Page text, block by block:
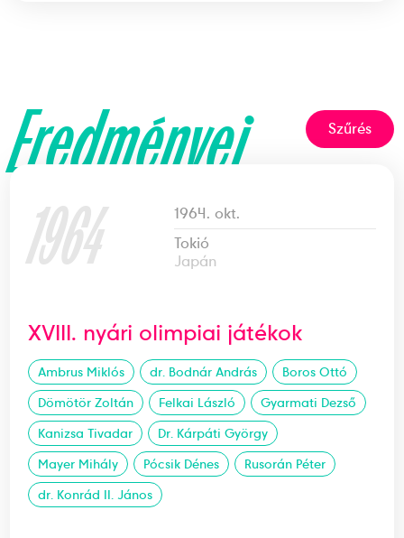
Eredményei Szűrés
1964
1964. okt.
Tokió
Japán
XVIII. nyári olimpiai játékok
Ambrus Miklós dr. Bodnár András
Boros Ottó
Dömötör Zoltán
Felkai László
Gyarmati Dezső
Kanizsa Tivadar
Dr. Kárpáti György
Mayer Mihály
Pócsik Dénes
Rusorán Péter
dr. Konrád II. János